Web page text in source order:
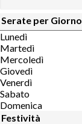
Serate per Giorno
Lunedì
Martedì
Mercoledì
Giovedì
Venerdì
Sabato
Domenica
Festività